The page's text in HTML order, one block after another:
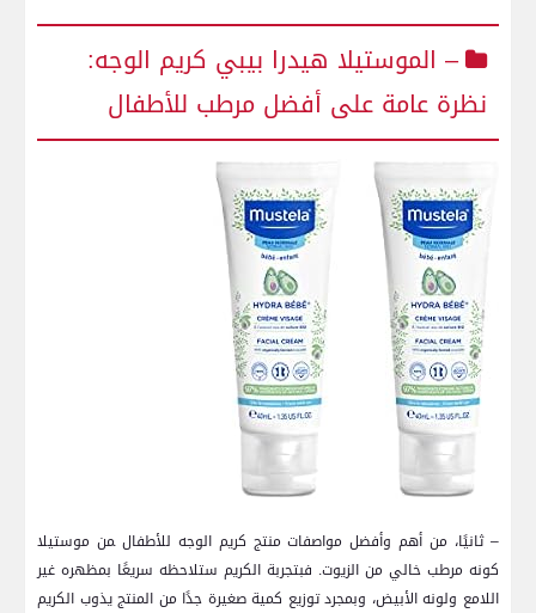
– الموستيلا هيدرا بيبي كريم الوجه:
⁣نظرة عامة على أفضل مرطب للأطفال
– ثانيًا، من أهم وأفضل مواصفات منتج كريم الوجه ​للأطفال ‍من⁢ موستيلا
كونه مرطب ⁤خالي من الزيوت.​ فبتجربة الكريم ستلاحظه سريعًا ⁤بمظهره⁣ غير
اللامع ولونه الأبيض، وبمجرد توزيع كمية ⁣صغيرة جدًا من المنتج يذوب الكريم